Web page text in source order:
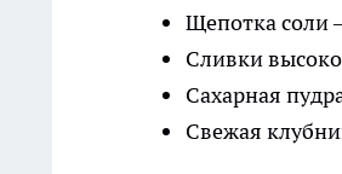
Щепотка соли
Сливки
Сахарная
Свежая